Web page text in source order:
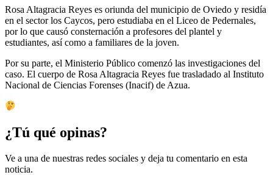
Rosa Altagracia Reyes es oriunda del municipio de Oviedo y residía
en el sector los Caycos, pero estudiaba en el Liceo de Pedernales,
por lo que causó consternación a profesores del plantel y
estudiantes, así como a familiares de la joven.
Por su parte, el Ministerio Público comenzó las investigaciones del
caso. El cuerpo de Rosa Altagracia Reyes fue trasladado al Instituto
Nacional de Ciencias Forenses (Inacif) de Azua.
¿Tú qué opinas?
Ve a una de nuestras redes sociales y deja tu comentario en esta
noticia.